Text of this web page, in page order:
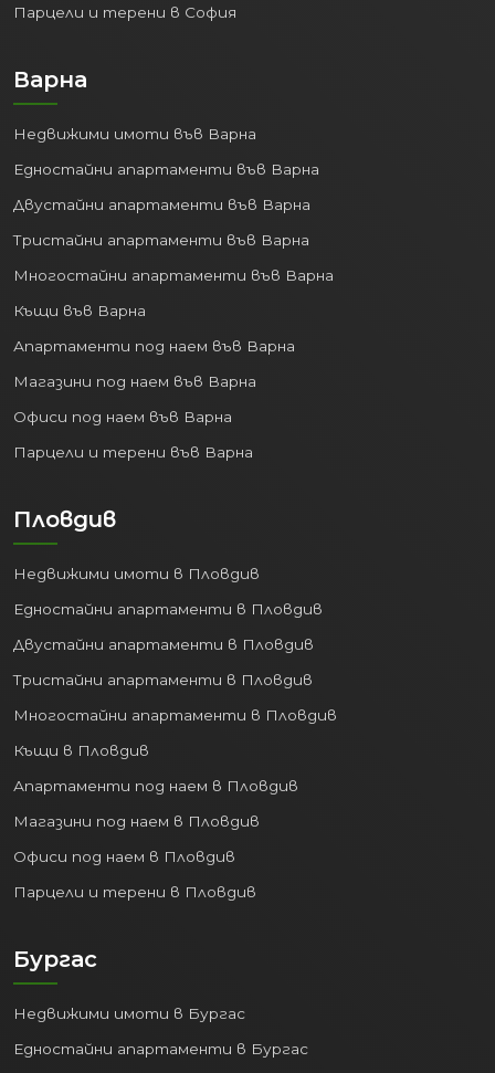
Парцели и терени в София
Варна
Недвижими имоти във Варна
Едностайни апартаменти във Варна
Двустайни апартаменти във Варна
Тристайни апартаменти във Варна
Многостайни апартаменти във Варна
Къщи във Варна
Апартаменти под наем във Варна
Магазини под наем във Варна
Офиси под наем във Варна
Парцели и терени във Варна
Пловдив
Недвижими имоти в Пловдив
Едностайни апартаменти в Пловдив
Двустайни апартаменти в Пловдив
Тристайни апартаменти в Пловдив
Многостайни апартаменти в Пловдив
Къщи в Пловдив
Апартаменти под наем в Пловдив
Магазини под наем в Пловдив
Офиси под наем в Пловдив
Парцели и терени в Пловдив
Бургас
Недвижими имоти в Бургас
Едностайни апартаменти в Бургас